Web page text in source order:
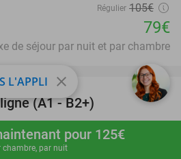
maintenantpour 125€
chambre, par nuit
Régulier 105€
79€
de séjour par nuit et par chambre
94%
favorite_border
(A1 - B2+)
L'APPLI close